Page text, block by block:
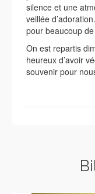
silence et une
veillée
pour beaucoup
On est repartis
heureux d’avoir
souvenir pour